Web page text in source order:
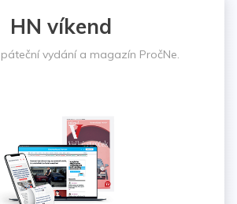
HN víkend
vydání a magazín PročNe.